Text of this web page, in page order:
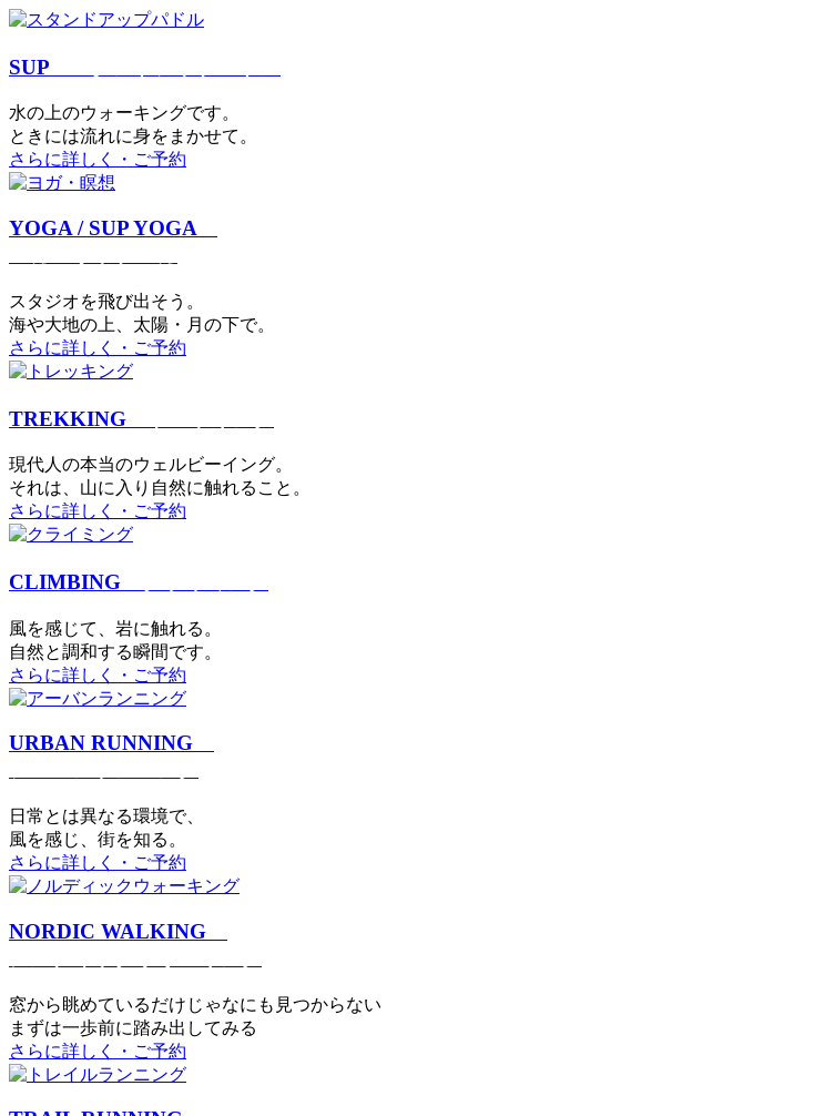
SUP
⽔の上のウォーキングです。
ときには流れに身をまかせて。
さらに詳しく・ご予約
YOGA / SUP YOGA
スタジオを⾶び出そう。
海や大地の上、太陽・⽉の下で。
さらに詳しく・ご予約
TREKKING
現代⼈の本当のウェルビーイング。
それは、⼭に⼊り⾃然に触れること。
さらに詳しく・ご予約
CLIMBING
⾵を感じて、岩に触れる。
⾃然と調和する瞬間です。
さらに詳しく・ご予約
URBAN RUNNING
日常とは異なる環境で、
風を感じ、街を知る。
さらに詳しく・ご予約
NORDIC WALKING
窓から眺めているだけじゃなにも見つからない
まずは一歩前に踏み出してみる
さらに詳しく・ご予約